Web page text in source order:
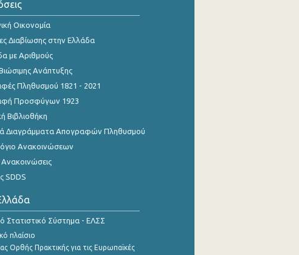
Οικονομία
Διαβίωσης στην Ελλάδα
με Αριθμούς
Ανάπτυξης
Πληθυσμού 1821 - 2021
Προσφύγων 1923
Βιβλιοθήκη
Διαγράμματα Απογραφών Πληθυσμού
Ανακοινώσεων
SDDS
Στατιστικό Σύστημα - ΕΛΣΣ
πλαίσιο
Ορθής Πρακτικής για τις Ευρωπαϊκές